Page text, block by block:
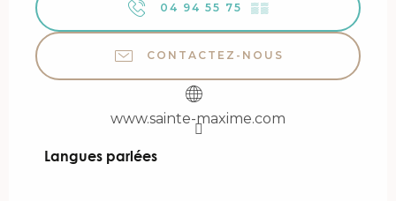
04 94 55 75 ▒▒
CONTACTEZ-NOUS
www.sainte-maxime.com
Langues parlées
Langues parlées